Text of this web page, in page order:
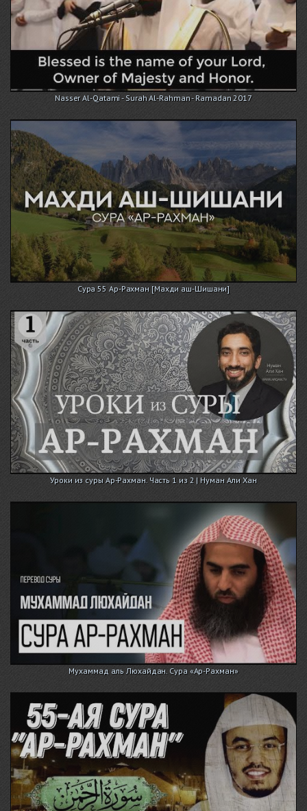
Nasser Al-Qatami - Surah Al-Rahman - Ramadan 2017
Сура 55 Ар-Рахман [Махди аш-Шишани]
Уроки из суры Ар-Рахман. Часть 1 из 2 | Нуман Али Хан
Мухаммад аль Люхайдан. Сура «Ар-Рахман»